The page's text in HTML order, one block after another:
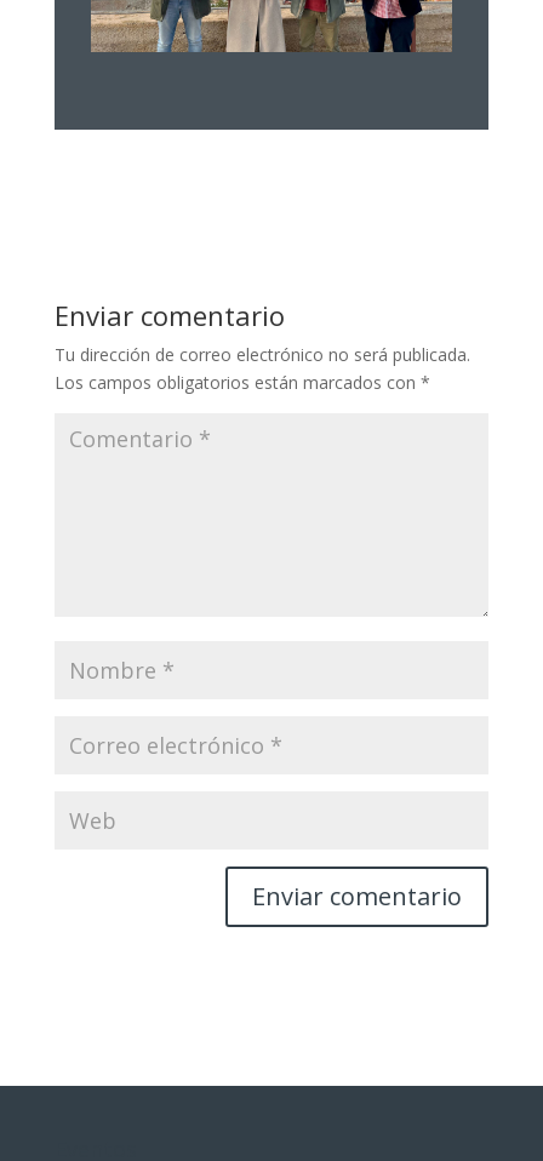
Enviar comentario
Tu dirección de correo electrónico no será publicada.
Los campos obligatorios están marcados con *